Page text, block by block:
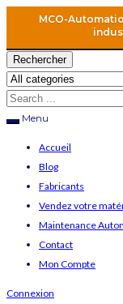
MCO-
Rechercher
Menu
Accueil
Blog
Fabricants
Vendez votre
Maintenance
Contact
Mon Compte
Connexion